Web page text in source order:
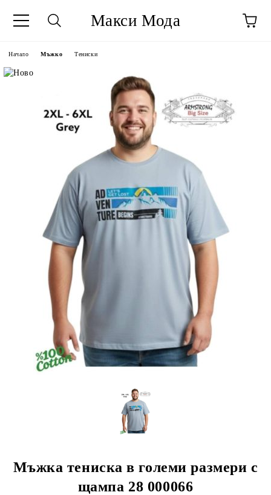
Макси Мода
Начало Мъжко Тениски
Мъжка тениска в големи размери с
щампа 28 000066